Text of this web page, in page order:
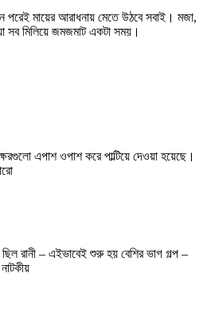
মায়ের আরাধনায় মেতে উঠবে সবাই। মজা,
সব মিলিয়ে জমজমাট একটা সময়।
এপাশ ওপাশ করে পাল্টিয়ে দেওয়া হয়েছে।
রানী – এইভাবেই শুরু হয় বেশির ভাগ গল্প –